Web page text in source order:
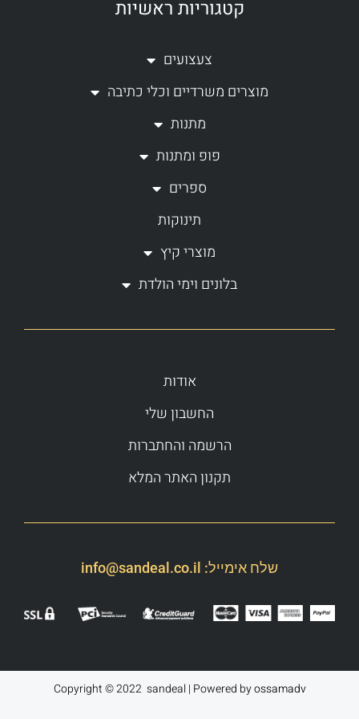
c
b
o
o
k
f
s
a
r
a
קטגוריות ראשיות
צעצועים
מוצרים משרדיים וכלי כתיבה
מתנות
פופ ומתנות
ספרים
תינוקות
מוצרי קיץ
בלונים וימי הולדת
אודות
החשבון שלי
הרשמה והחתברות
תקנון האתר המלא
שלח אימייל: info@sandeal.co.il
Copyright © 2022 sandeal | Powered byossamadv